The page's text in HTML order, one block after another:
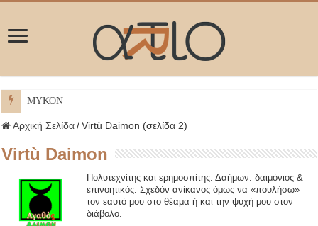
ΜΥΚΟΝΟΣ
Αρχική Σελίδα / Virtù Daimon (σελίδα 2)
Virtù Daimon
Πολυτεχνίτης και ερημοσπίτης. Δαήμων: δαιμόνιος &
επινοητικός. Σχεδόν ανίκανος όμως να «πουλήσω»
τον εαυτό μου στο θέαμα ή και την ψυχή μου στον
διάβολο.